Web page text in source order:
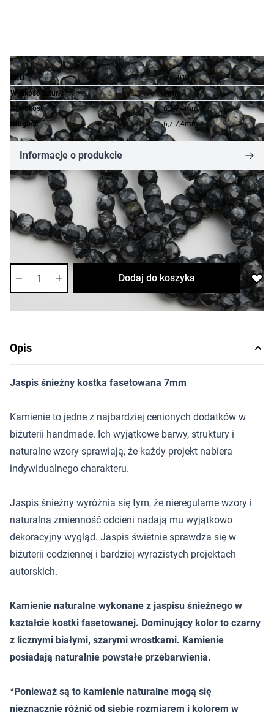
SKU
DK6012
Wielkość dziurki
1mm
Szerokość
6,7-7,4mm
Długość
6,7-7,4mm
Informacje o produkcie
9,93 zł
Cena za opakowanie
Ilość w opakowaniu: 6 szt.
Dostępność:wysoka
Dodaj do koszyka
Opis
Jaspis śnieżny kostka fasetowana 7mm
Kamienie to jedne z najbardziej cenionych dodatków w
biżuterii handmade. Ich wyjątkowe barwy, struktury i
naturalne wzory sprawiają, że każdy projekt nabiera
indywidualnego charakteru.
Jaspis śnieżny wyróżnia się tym, że nieregularne wzory i
naturalna zmienność odcieni nadają mu wyjątkowo
dekoracyjny wygląd. Jaspis świetnie sprawdza się w
biżuterii codziennej i bardziej wyrazistych projektach
autorskich.
Kamienie naturalne wykonane z jaspisu śnieżnego w
kształcie kostki fasetowanej. Dominujący kolor to czarny
z licznymi białymi, szarymi wrostkami. Kamienie
posiadają naturalnie powstałe przebarwienia.
*Ponieważ są to kamienie naturalne mogą się
nieznacznie różnić od siebie rozmiarem i kolorem w